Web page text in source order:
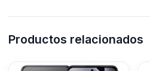
Productos relacionados